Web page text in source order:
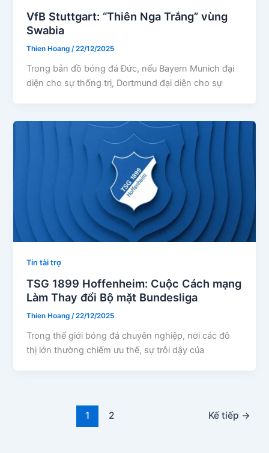
VfB Stuttgart: “Thiên Nga Trắng” vùng
Swabia
Thien Hoang/22/12/2025
Trong bản đồ bóng đá Đức, nếu Bayern Munich đại
diện cho sự thống trị, Dortmund đại diện cho sự
Tin tài trợ
TSG 1899 Hoffenheim: Cuộc Cách mạng
Làm Thay đổi Bộ mặt Bundesliga
Thien Hoang/22/12/2025
Trong thế giới bóng đá chuyên nghiệp, nơi các đô
thị lớn thường chiếm ưu thế, sự trỗi dậy của
1 2 Kế tiếp →